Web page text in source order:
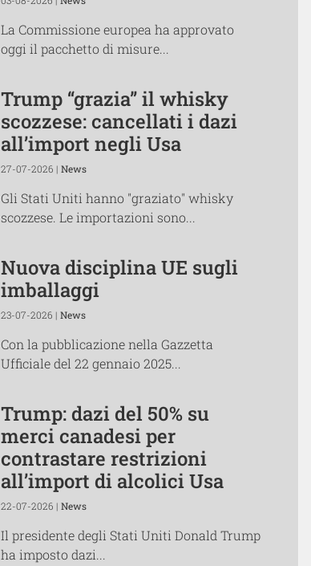
La Commissione europea ha approvato
oggi il pacchetto di misure...
Trump “grazia” il whisky
scozzese: cancellati i dazi
all’import negli Usa
27-07-2026 | News
Gli Stati Uniti hanno "graziato" whisky
scozzese. Le importazioni sono...
Nuova disciplina UE sugli
imballaggi
23-07-2026 | News
Con la pubblicazione nella Gazzetta
Ufficiale del 22 gennaio 2025...
Trump: dazi del 50% su
merci canadesi per
contrastare restrizioni
all’import di alcolici Usa
22-07-2026 | News
Il presidente degli Stati Uniti Donald Trump
ha imposto dazi...